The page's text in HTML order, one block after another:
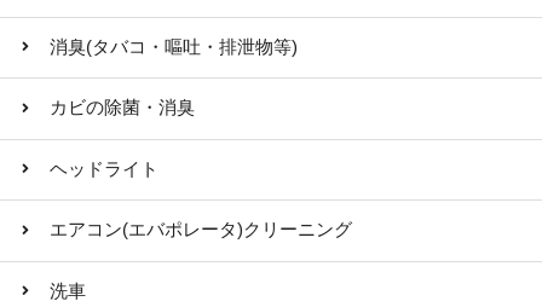
消臭(タバコ・嘔吐・排泄物等)
カビの除菌・消臭
ヘッドライト
エアコン(エバポレータ)クリーニング
洗車